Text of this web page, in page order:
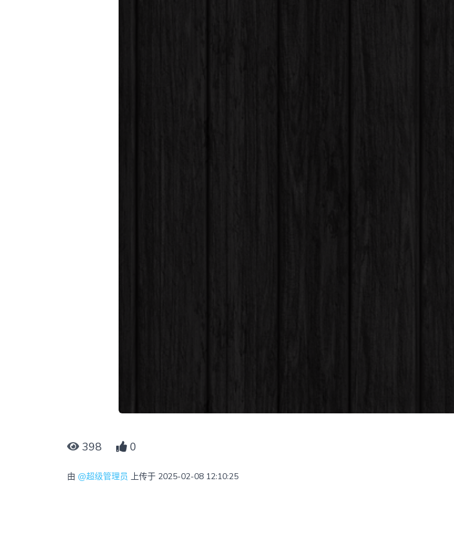
398 0
由 @超级管理员 上传于 2025-02-08 12:10:25